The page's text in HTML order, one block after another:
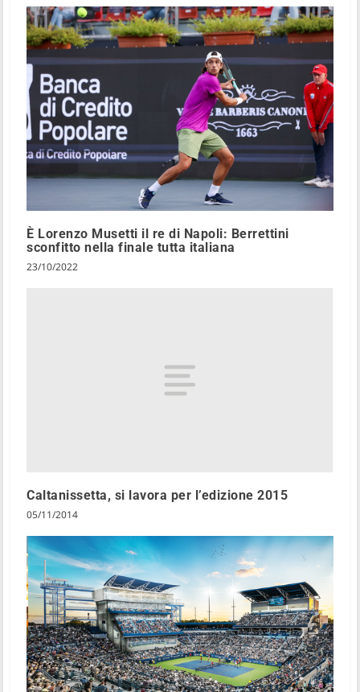
È Lorenzo Musetti il re di Napoli: Berrettini
sconfitto nella finale tutta italiana
23/10/2022
Caltanissetta, si lavora per l’edizione 2015
05/11/2014